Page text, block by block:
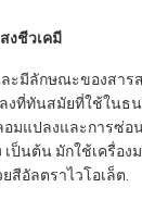
งชีวเคมี
ละมีลักษณะของส
ที่ทันสมัยที่ใช้ในธ
มแปลงและการซ่อ
ป็นต้น มักใช้เครื่อง
อัลตราไวโอเล็ต.